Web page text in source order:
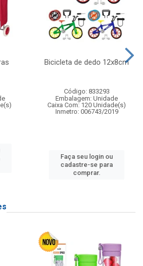
Bicicleta de dedo 12x8cm
Código: 833293
Embalagem: Unidade
Caixa Com: 120 Unidade(s)
Inmetro: 006743/2019
Faça seu login ou
cadastre-se para
comprar.